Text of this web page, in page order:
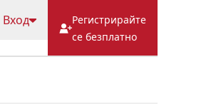
Вход
Регистрирайте
се безплатно
Попечителска
услуга